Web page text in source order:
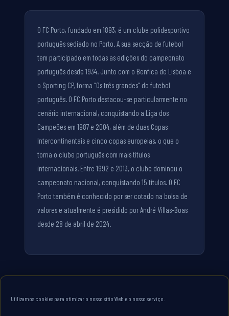
Utilizamos cookies para otimizar o nosso sítio Web e o nosso serviço.
O FC Porto, fundado em 1893, é um clube polidesportivo
português sediado no Porto. A sua secção de futebol
tem participado em todas as edições do campeonato
português desde 1934. Junto com o Benfica de Lisboa e
o Sporting CP, forma “Os três grandes” do futebol
português. O FC Porto destacou-se particularmente no
cenário internacional, conquistando a Liga dos
Campeões em 1987 e 2004, além de duas Copas
Intercontinentais e cinco copas europeias, o que o
torna o clube português com mais títulos
internacionais. Entre 1992 e 2013, o clube dominou o
campeonato nacional, conquistando 15 títulos. O FC
Porto também é conhecido por ser cotado na bolsa de
valores e atualmente é presidido por André Villas-Boas
desde 28 de abril de 2024.